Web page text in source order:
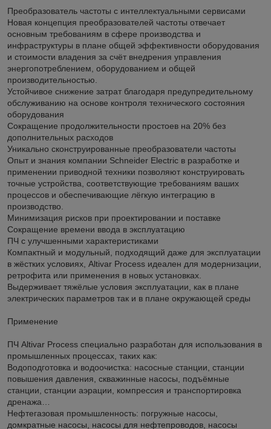
Преобразователь частоты с интеллектуальными сервисами
Новая концепция преобразователей частоты отвечает
основным требованиям в сфере производства и
инфраструктуры в плане общей эффективности оборудования
и стоимости владения за счёт внедрения управления
энергопотреблением, оборудованием и общей
производительностью.
Устойчивое снижение затрат благодаря предупредительному
обслуживанию на основе контроля технического состояния
оборудования
Сокращение продолжительности простоев на 20% без
дополнительных расходов
Уникально сконструированные преобразователи частоты
Опыт и знания компании Schneider Electric в разработке и
применении приводной техники позволяют конструировать
точные устройства, соответствующие требованиям ваших
процессов и обеспечивающие лёгкую интеграцию в
производство.
Минимизация рисков при проектировании и поставке
Сокращение времени ввода в эксплуатацию
ПЧ с улучшенными характеристиками
Компактный и модульный, подходящий даже для эксплуатации
в жёстких условиях, Altivar Process идеален для модернизации,
ретрофита или применения в новых установках.
Выдерживает тяжёлые условия эксплуатации, как в плане
электрических параметров так и в плане окружающей среды
Применение
ПЧ Altivar Process специально разработан для использования в
промышленных процессах, таких как:
Водоподготовка и водоочистка: насосные станции, станции
повышения давления, скважинные насосы, подъёмные
станции, станции аэрации, компрессия и транспортировка
дренажа…
Нефтегазовая промышленность: погружные насосы,
домкратные насосы, насосы для нефтепроводов, насосы